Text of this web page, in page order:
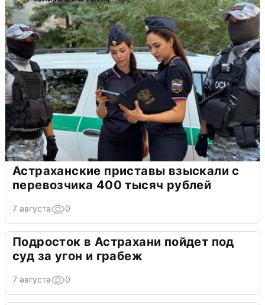
Астраханские приставы взыскали с
перевозчика 400 тысяч рублей
7 августа 0
Подросток в Астрахани пойдет под
суд за угон и грабеж
7 августа 0